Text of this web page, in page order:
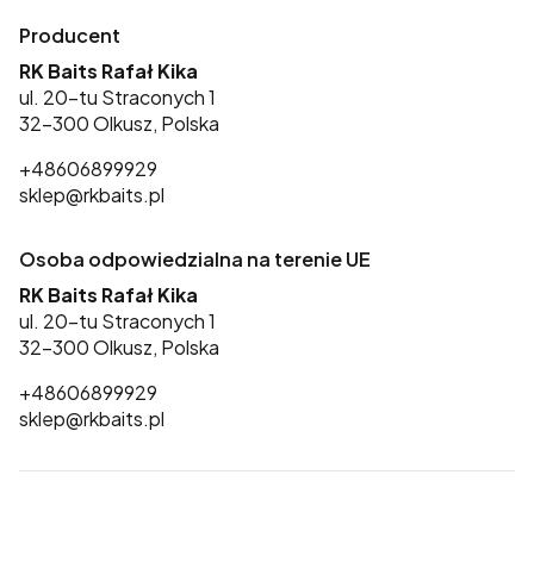
Producent
RK Baits Rafał Kika
ul. 20-tu Straconych 1
32-300 Olkusz, Polska
+48606899929
sklep@rkbaits.pl
Osoba odpowiedzialna na terenie UE
RK Baits Rafał Kika
ul. 20-tu Straconych 1
32-300 Olkusz, Polska
+48606899929
sklep@rkbaits.pl